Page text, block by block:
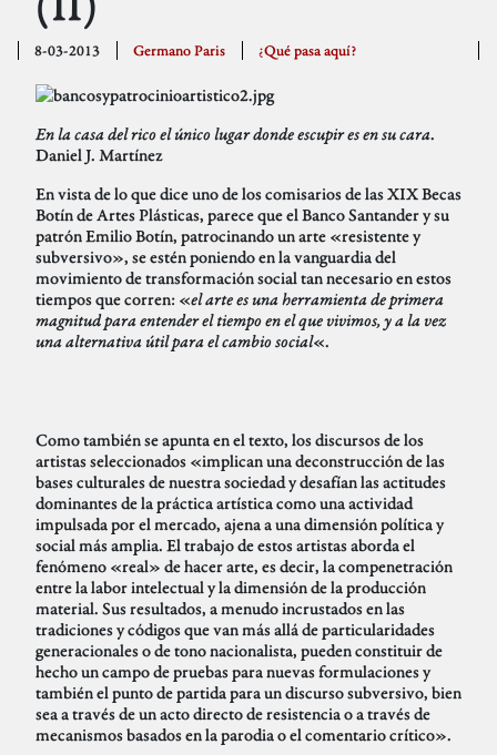
8-03-2013 Germano Paris ¿Qué pasa aquí?
En la casa del rico el único lugar donde escupir es en su cara.
Daniel J. Martínez
En vista de lo que dice uno de los comisarios de las XIX Becas
Botín de Artes Plásticas, parece que el Banco Santander y su
patrón Emilio Botín, patrocinando un arte «resistente y
subversivo», se estén poniendo en la vanguardia del
movimiento de transformación social tan necesario en estos
tiempos que corren: «el arte es una herramienta de primera
magnitud para entender el tiempo en el que vivimos, y a la vez
una alternativa útil para el cambio social«.
Como también se apunta en el texto, los discursos de los
artistas seleccionados «implican una deconstrucción de las
bases culturales de nuestra sociedad y desafían las actitudes
dominantes de la práctica artística como una actividad
impulsada por el mercado, ajena a una dimensión política y
social más amplia. El trabajo de estos artistas aborda el
fenómeno «real» de hacer arte, es decir, la compenetración
entre la labor intelectual y la dimensión de la producción
material. Sus resultados, a menudo incrustados en las
tradiciones y códigos que van más allá de particularidades
generacionales o de tono nacionalista, pueden constituir de
hecho un campo de pruebas para nuevas formulaciones y
también el punto de partida para un discurso subversivo, bien
sea a través de un acto directo de resistencia o a través de
mecanismos basados en la parodia o el comentario crítico».